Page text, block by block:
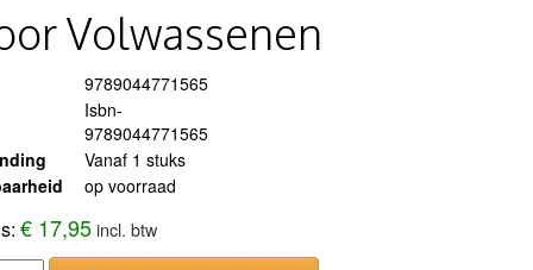
Volwassenen
9789044771565
Isbn-
9789044771565
Vanaf 1 stuks
op voorraad
€ 17,95 incl. btw